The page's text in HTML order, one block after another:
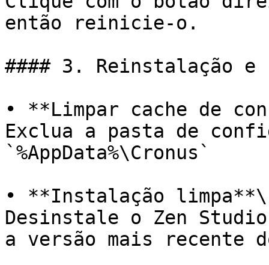
então reinicie-o.
#### 3. Reinstalação e
• **Limpar cache de
Exclua a pasta de
`%AppData%\Cronus`
• **Instalação limpa**\
Desinstale o Zen
a versão mais